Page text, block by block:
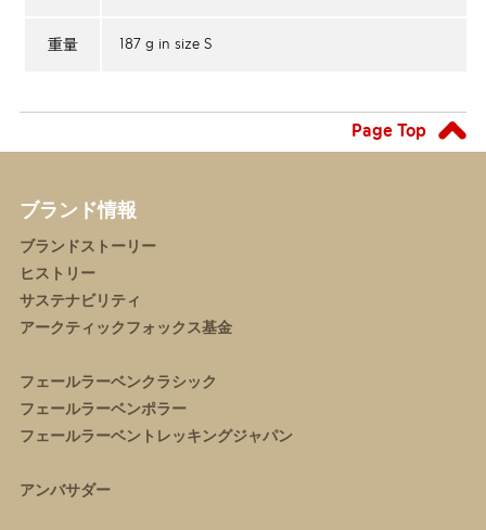
重量 187 g in size S
Page Top
ブランド情報
ブランドストーリー
ヒストリー
サステナビリティ
アークティックフォックス基金
フェールラーベンクラシック
フェールラーベンポラー
フェールラーベントレッキングジャパン
アンバサダー